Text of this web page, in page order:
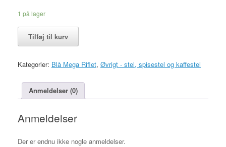
1 på lager
Kande
Riflet,
Copenhagen
antal
Tilføj til kurv
Kategorier: Blå Mega Riflet, Øvrigt - stel, spisestel og kaffestel
Anmeldelser (0)
Anmeldelser
Der er endnu ikke nogle anmeldelser.